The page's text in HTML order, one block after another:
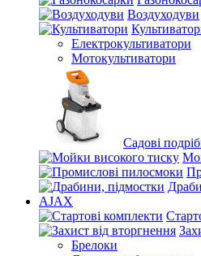
Воздуходуви
Електрокультиватори
Мотокультиватори
Садові
AJAX
Брелоки